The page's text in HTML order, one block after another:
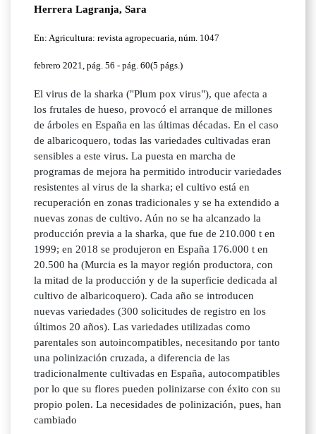
Herrera Lagranja, Sara
En: Agricultura: revista agropecuaria, núm. 1047
febrero 2021, pág. 56 - pág. 60(5 págs.)
El virus de la sharka ("Plum pox virus"), que afecta a
los frutales de hueso, provocó el arranque de millones
de árboles en España en las últimas décadas. En el caso
de albaricoquero, todas las variedades cultivadas eran
sensibles a este virus. La puesta en marcha de
programas de mejora ha permitido introducir variedades
resistentes al virus de la sharka; el cultivo está en
recuperación en zonas tradicionales y se ha extendido a
nuevas zonas de cultivo. Aún no se ha alcanzado la
producción previa a la sharka, que fue de 210.000 t en
1999; en 2018 se produjeron en España 176.000 t en
20.500 ha (Murcia es la mayor región productora, con
la mitad de la producción y de la superficie dedicada al
cultivo de albaricoquero). Cada año se introducen
nuevas variedades (300 solicitudes de registro en los
últimos 20 años). Las variedades utilizadas como
parentales son autoincompatibles, necesitando por tanto
una polinización cruzada, a diferencia de las
tradicionalmente cultivadas en España, autocompatibles
por lo que su flores pueden polinizarse con éxito con su
propio polen. La necesidades de polinización, pues, han
cambiado